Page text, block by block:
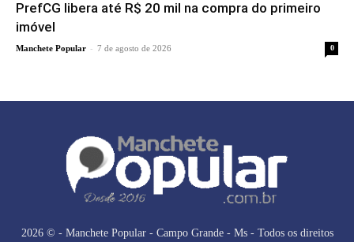
PrefCG libera até R$ 20 mil na compra do primeiro
imóvel
Manchete Popular - 7 de agosto de 2026 0
2026 © - Manchete Popular - Campo Grande - Ms - Todos os direitos